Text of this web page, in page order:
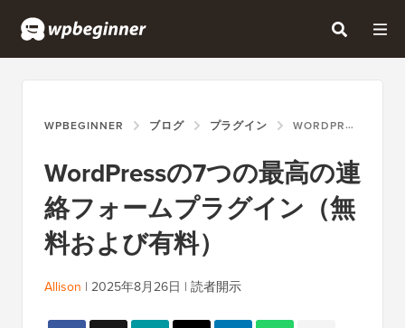
WPBEGINNER ブログ プラグイン WORDPRESSの7つの最高の連絡フォームプラグイン（無料および有料）
WordPressの7つの最高の連
絡フォームプラグイン（無
料および有料）
Allison | 2025年8月26日 | 読者開示